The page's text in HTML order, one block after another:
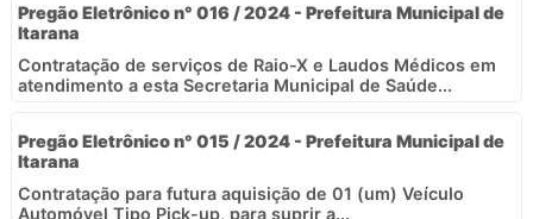
Pregão Eletrônico n° 016 / 2024 - Prefeitura Municipal de
Itarana
Contratação de serviços de Raio-X e Laudos Médicos em
atendimento a esta Secretaria Municipal de Saúde...
Pregão Eletrônico n° 015 / 2024 - Prefeitura Municipal de
Itarana
Contratação para futura aquisição de 01 (um) Veículo
Automóvel Tipo Pick-up, para suprir a...